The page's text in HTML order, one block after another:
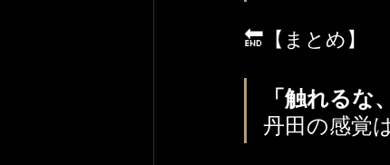
🔚【まとめ】
「触れるな
丹田の感覚